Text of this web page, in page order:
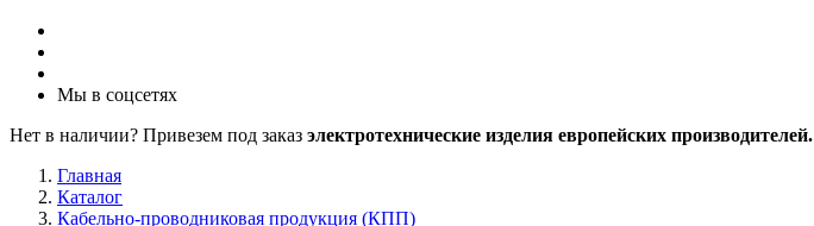
Мы в соцсетях
Нет в наличии? Привезем под заказ электротехнические изделия европейских производителей.
Главная
Каталог
Кабельно-проводниковая продукция (КПП)